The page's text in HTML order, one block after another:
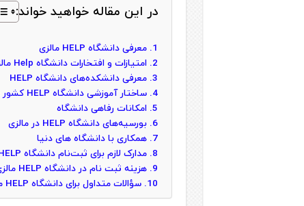
در این مقاله خواهید خواند:
معرفی دانشگاه HELP مالزی
امتیازات و افتخارات دانشگاه Help مالزی
معرفی دانشکده‌های دانشگاه HELP
ساختار آموزشی دانشگاه HELP کشور مالزی
امکانات رفاهی دانشگاه
بورسیه‌های دانشگاه HELP در مالزی
همکاری با دانشگاه های دنیا
مدارک لازم برای ثبت‌نام دانشگاه HELP
هزینه ثبت نام در دانشگاه HELP مالزی
سؤالات متداول برای دانشگاه HELP مالزی